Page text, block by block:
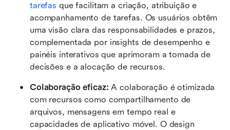
tarefas que facilitam a criação, atribuição e
acompanhamento de tarefas. Os usuários obtêm
uma visão clara das responsabilidades e prazos,
complementada por insights de desempenho e
painéis interativos que aprimoram a tomada de
decisões e a alocação de recursos.
Colaboração eficaz: A colaboração é otimizada
com recursos como compartilhamento de
arquivos, mensagens em tempo real e
capacidades de aplicativo móvel. O design